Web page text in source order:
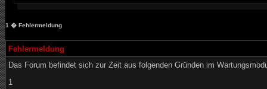
1 � Fehlermeldung
Fehlermeldung
Das Forum befindet sich zur Zeit aus folgenden Gründen im
1